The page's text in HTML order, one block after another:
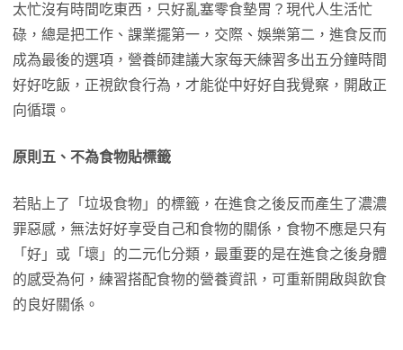
太忙沒有時間吃東西，只好亂塞零食墊胃？現代人生活忙
碌，總是把工作、課業擺第一，交際、娛樂第二，進食反而
成為最後的選項，營養師建議大家每天練習多出五分鐘時間
好好吃飯，正視飲食行為，才能從中好好自我覺察，開啟正
向循環。
原則五、不為食物貼標籤
若貼上了「垃圾食物」的標籤，在進食之後反而產生了濃濃
罪惡感，無法好好享受自己和食物的關係，食物不應是只有
「好」或「壞」的二元化分類，最重要的是在進食之後身體
的感受為何，練習搭配食物的營養資訊，可重新開啟與飲食
的良好關係。